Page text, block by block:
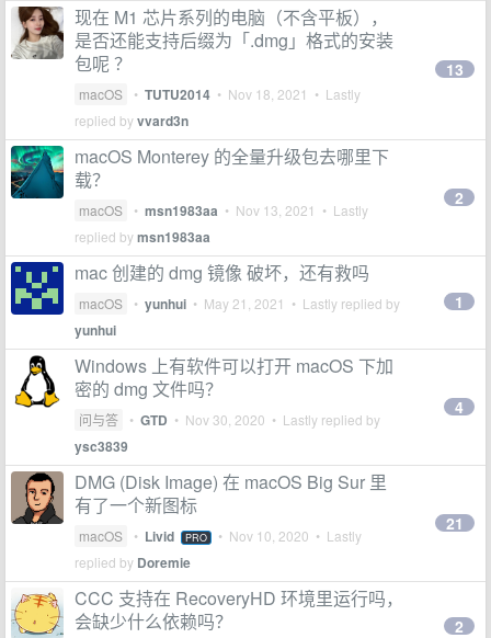
现在 M1 芯片系列的电脑（不含平板），
是否还能支持后缀为「.dmg」格式的安装
包呢 ？
macOS • TUTU2014 • Nov 18, 2021 • Lastly
replied byvvard3n
13
macOS Monterey 的全量升级包去哪里下
载？
macOS • msn1983aa • Nov 13, 2021 • Lastly
replied bymsn1983aa
2
mac 创建的 dmg 镜像 破坏，还有救吗
macOS • yunhui • May 21, 2021 • Lastly replied by
yunhui
1
Windows 上有软件可以打开 macOS 下加
密的 dmg 文件吗？
问与答 • GTD • Nov 30, 2020 • Lastly replied by
ysc3839
4
DMG (Disk Image) 在 macOS Big Sur 里
有了一个新图标
macOS • Livid PRO • Nov 10, 2020 • Lastly
replied by Doremie
21
CCC 支持在 RecoveryHD 环境里运行吗，
会缺少什么依赖吗？
2